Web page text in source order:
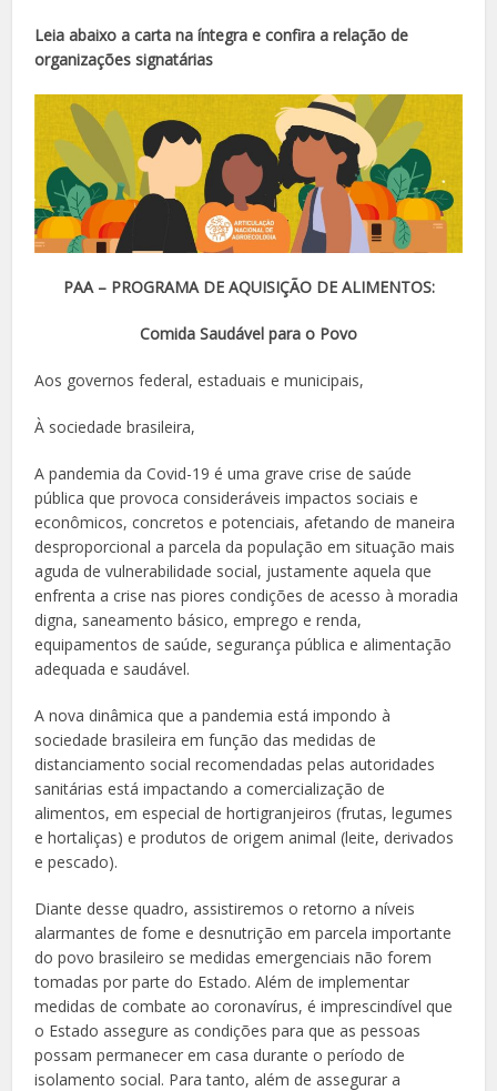
Leia abaixo a carta na íntegra e confira a relação de
organizações signatárias
PAA – PROGRAMA DE AQUISIÇÃO DE ALIMENTOS:
Comida Saudável para o Povo
Aos governos federal, estaduais e municipais,
À sociedade brasileira,
A pandemia da Covid-19 é uma grave crise de saúde
pública que provoca consideráveis impactos sociais e
econômicos, concretos e potenciais, afetando de maneira
desproporcional a parcela da população em situação mais
aguda de vulnerabilidade social, justamente aquela que
enfrenta a crise nas piores condições de acesso à moradia
digna, saneamento básico, emprego e renda,
equipamentos de saúde, segurança pública e alimentação
adequada e saudável.
A nova dinâmica que a pandemia está impondo à
sociedade brasileira em função das medidas de
distanciamento social recomendadas pelas autoridades
sanitárias está impactando a comercialização de
alimentos, em especial de hortigranjeiros (frutas, legumes
e hortaliças) e produtos de origem animal (leite, derivados
e pescado).
Diante desse quadro, assistiremos o retorno a níveis
alarmantes de fome e desnutrição em parcela importante
do povo brasileiro se medidas emergenciais não forem
tomadas por parte do Estado. Além de implementar
medidas de combate ao coronavírus, é imprescindível que
o Estado assegure as condições para que as pessoas
possam permanecer em casa durante o período de
isolamento social. Para tanto, além de assegurar a